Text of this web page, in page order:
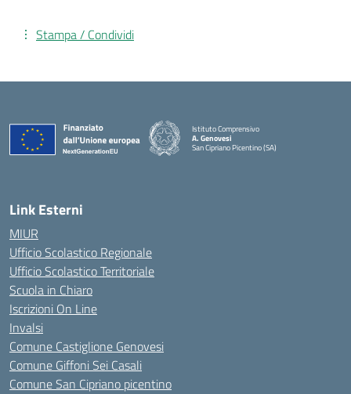
Stampa / Condividi
Istituto Comprensivo
A. Genovesi
San Cipriano Picentino (SA)
— Visita la pagina iniziale della scuola
Link Esterni
MIUR
Ufficio Scolastico Regionale
Ufficio Scolastico Territoriale
Scuola in Chiaro
Iscrizioni On Line
Invalsi
Comune Castiglione Genovesi
Comune Giffoni Sei Casali
Comune San Cipriano picentino